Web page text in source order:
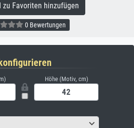
Favoriten hinzufügen
0 Bewertungen
Höhe (Motiv, cm)